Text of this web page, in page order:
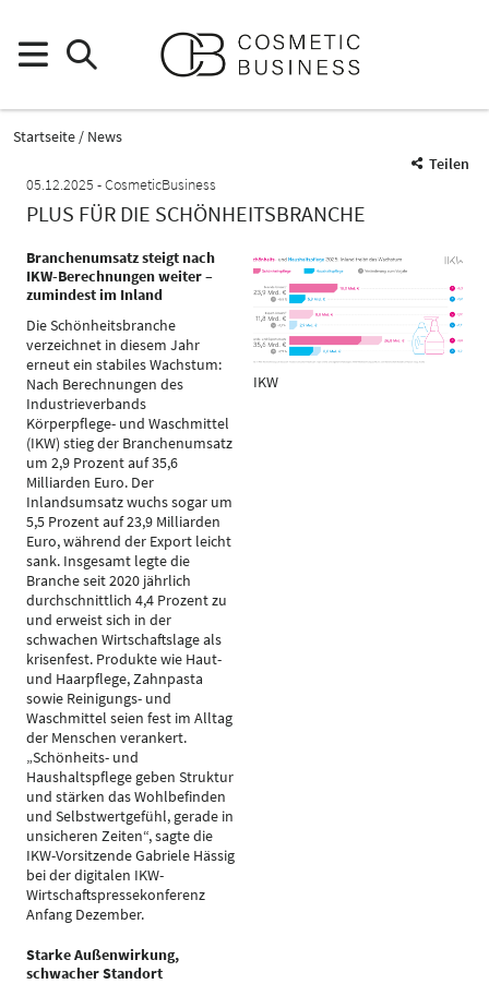
Startseite
News
Teilen
05.12.2025
CosmeticBusiness
PLUS FÜR DIE SCHÖNHEITSBRANCHE
Branchenumsatz steigt nach
IKW-Berechnungen weiter –
zumindest im Inland
Die Schönheitsbranche
verzeichnet in diesem Jahr
erneut ein stabiles Wachstum:
Nach Berechnungen des
Industrieverbands
Körperpflege- und Waschmittel
(IKW) stieg der Branchenumsatz
um 2,9 Prozent auf 35,6
Milliarden Euro. Der
Inlandsumsatz wuchs sogar um
5,5 Prozent auf 23,9 Milliarden
Euro, während der Export leicht
sank. Insgesamt legte die
Branche seit 2020 jährlich
durchschnittlich 4,4 Prozent zu
und erweist sich in der
schwachen Wirtschaftslage als
krisenfest. Produkte wie Haut-
und Haarpflege, Zahnpasta
sowie Reinigungs- und
Waschmittel seien fest im Alltag
der Menschen verankert.
„Schönheits- und
Haushaltspflege geben Struktur
und stärken das Wohlbefinden
und Selbstwertgefühl, gerade in
unsicheren Zeiten“, sagte die
IKW-Vorsitzende Gabriele Hässig
bei der digitalen IKW-
Wirtschaftspressekonferenz
Anfang Dezember.
Starke Außenwirkung,
schwacher Standort
IKW